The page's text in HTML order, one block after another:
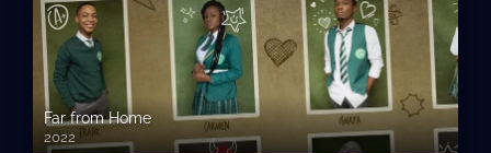
Far from Home
2022